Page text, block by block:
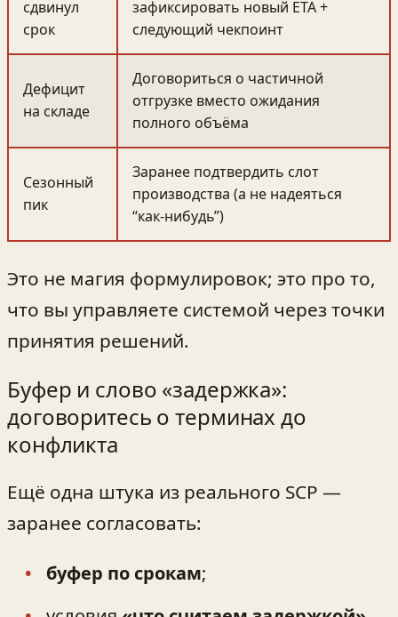
сдвинул
срок
зафиксировать новый ETA +
следующий чекпоинт
Дефицит
на складе
Договориться о частичной
отгрузке вместо ожидания
полного объёма
Сезонный
пик
Заранее подтвердить слот
производства (а не надеяться
“как-нибудь”)
Это не магия формулировок; это про то,
что вы управляете системой через точки
принятия решений.
Буфер и слово «задержка»:
договоритесь о терминах до
конфликта
Ещё одна штука из реального SCP —
заранее согласовать:
буфер по срокам;